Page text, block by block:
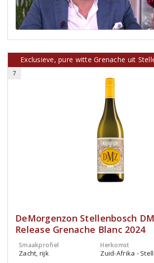
Exclusieve, pure witte Grenache uit
7
DeMorgenzon Stellenbosch
Release Grenache Blanc 2024
Smaakprofiel
Zacht, rijk
Herkomst
Zuid-Afrika -